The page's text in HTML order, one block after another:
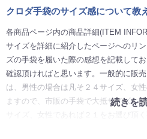
クロダ手袋のサイズ感について教
各商品ページ内の商品詳細(ITEM
サイズを詳細に紹介したページへのリ
ズの手袋を履いた際の感想を記載して
確認頂ければと思います。一般的に販
は、男性の場合は凡そ２４サイズ、女
ますので、市販の手袋で大抵サイズに
続きを